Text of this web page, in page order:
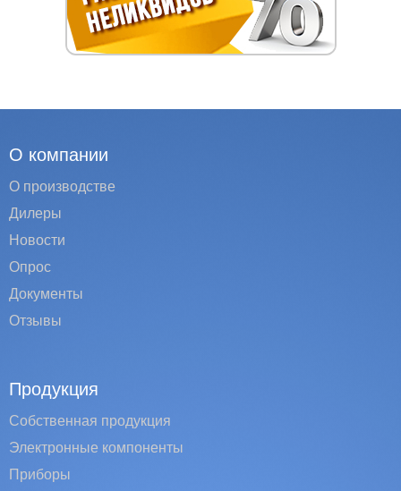
О компании
О производстве
Дилеры
Новости
Опрос
Документы
Отзывы
Продукция
Собственная продукция
Электронные компоненты
Приборы